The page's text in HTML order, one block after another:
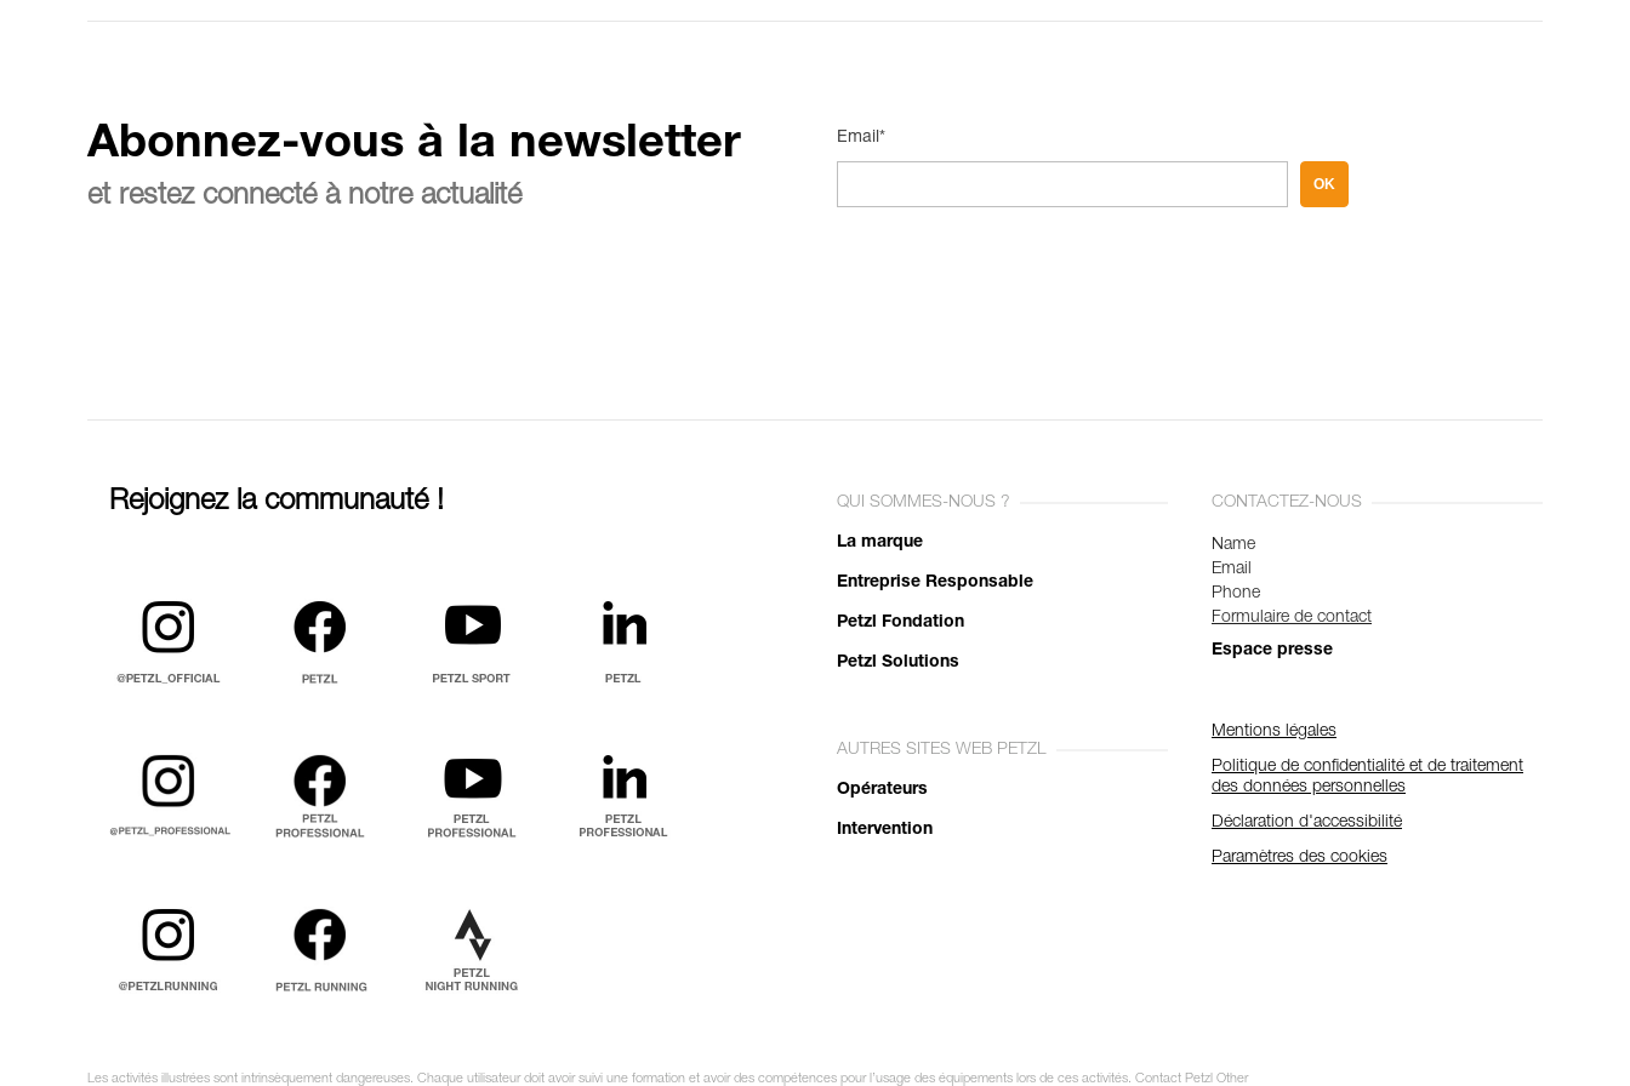
Abonnez-vous à la newsletter
et restez connecté à notre actualité
Email*
OK
Rejoignez la communauté ! QUI SOMMES-NOUS ?
La marque
Entreprise Responsable
Petzl Fondation
Petzl Solutions
AUTRES SITES WEB PETZL
Opérateurs
Intervention
CONTACTEZ-NOUS
Name
Email
Phone
Formulaire de contact
Espace presse
Mentions légales
Politique de confidentialité et de traitement
des données personnelles
Déclaration d'accessibilité
Paramètres des cookies
Les activités illustrées sont intrinsèquement dangereuses. Chaque utilisateur doit avoir suivi une formation et avoir des compétences pour l’usage des équipements lors de ces activités. Contact Petzl Other